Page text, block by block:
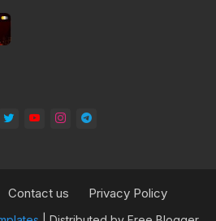
Contact us Privacy Policy